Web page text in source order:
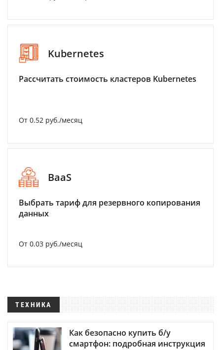
Kubernetes
Рассчитать стоимость кластеров Kubernetes
От 0.52 руб./месяц
BaaS
Выбрать тариф для резервного копирования
данных
От 0.03 руб./месяц
ТЕХНИКА
Как безопасно купить б/у
смартфон: подробная инструкция